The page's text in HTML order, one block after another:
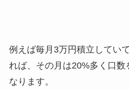
例えば毎月3万円積立してい
れば、その月は20%多く口数
なります。